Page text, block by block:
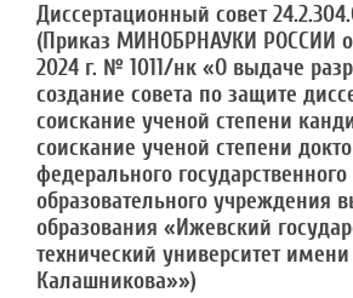
Диссертационный совет
(Приказ МИНОБРНАУКИ РОССИИ
2024 г. № 1011/нк «О выдаче
создание совета по защите
соискание ученой степени
соискание ученой степени
федерального
образовательного учреждения
образования «Ижевский
технический университет
Калашникова»»)